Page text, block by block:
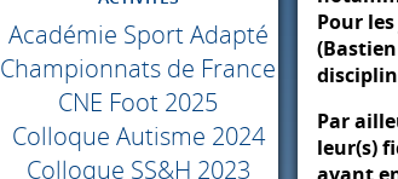
Académie Sport Adapté
Championnats de France
CNE Foot 2025
Colloque Autisme 2024
Colloque SS&H 2023
Pour
Par
leur(s)